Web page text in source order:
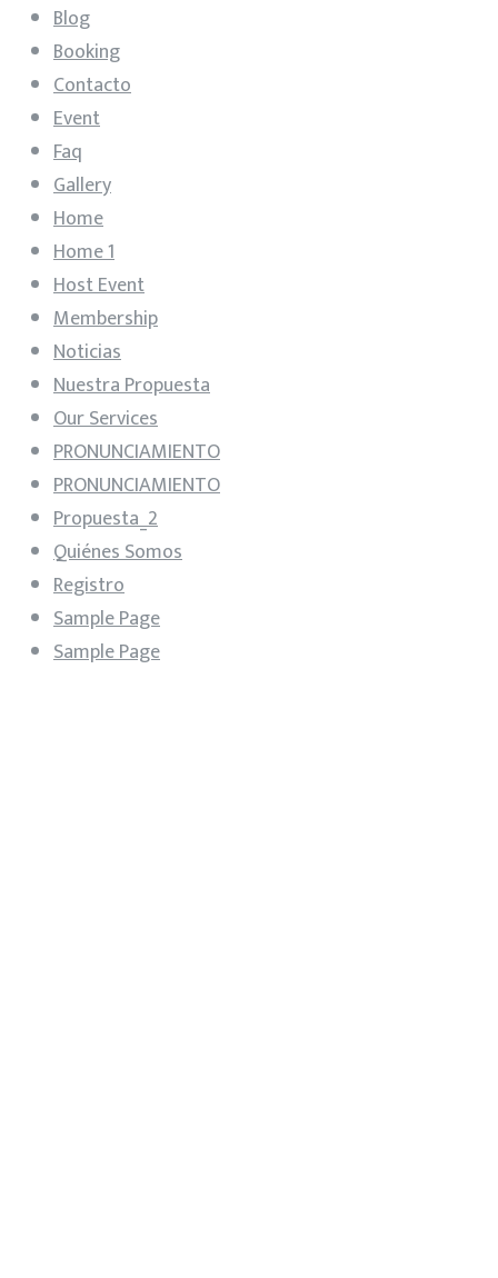
Blog
Booking
Contacto
Event
Faq
Gallery
Home
Home 1
Host Event
Membership
Noticias
Nuestra Propuesta
Our Services
PRONUNCIAMIENTO
PRONUNCIAMIENTO
Propuesta_2
Quiénes Somos
Registro
Sample Page
Sample Page